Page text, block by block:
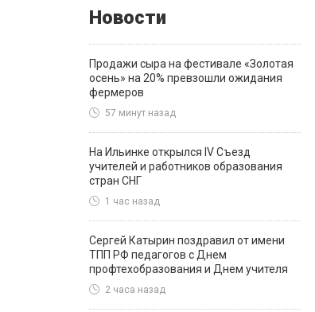
Новости
Продажи сыра на фестивале «Золотая
осень» на 20% превзошли ожидания
фермеров
57 минут назад
На Ильинке открылся IV Съезд
учителей и работников образования
стран СНГ
1 час назад
Сергей Катырин поздравил от имени
ТПП РФ педагогов с Днем
профтехобразования и Днем учителя
2 часа назад